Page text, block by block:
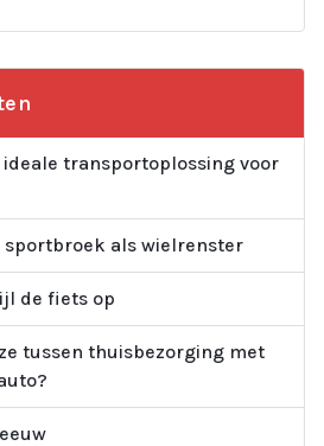
transportoplossing voor
sportbroek als wielrenster
de fiets op
tussen thuisbezorging met